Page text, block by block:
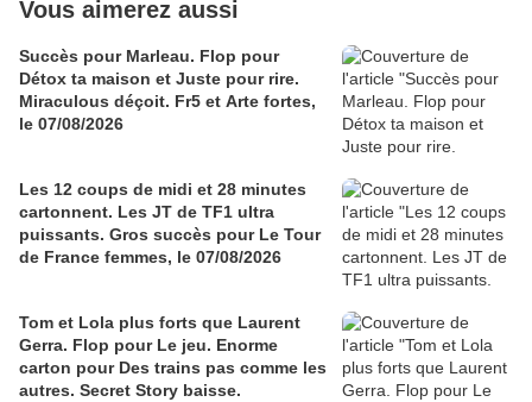
Vous aimerez aussi
Succès pour Marleau. Flop pour
Détox ta maison et Juste pour rire.
Miraculous déçoit. Fr5 et Arte fortes,
le 07/08/2026
Les 12 coups de midi et 28 minutes
cartonnent. Les JT de TF1 ultra
puissants. Gros succès pour Le Tour
de France femmes, le 07/08/2026
Tom et Lola plus forts que Laurent
Gerra. Flop pour Le jeu. Enorme
carton pour Des trains pas comme les
autres. Secret Story baisse.